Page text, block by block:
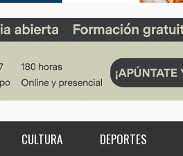
CULTURA DEPORTES